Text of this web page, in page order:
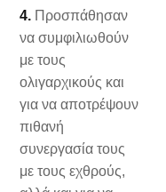
4. Προσπάθησαν
να συμφιλιωθούν
με τους
ολιγαρχικούς και
για να αποτρέψουν
πιθανή
συνεργασία τους
με τους εχθρούς,